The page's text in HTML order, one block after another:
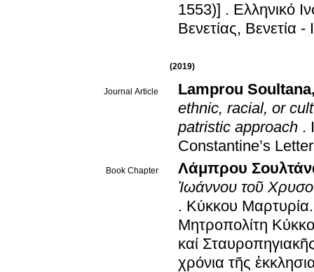
1553)] . Ελληνικό
Βενετίας, Βενετία -
(2019)
Journal Article Lamprou Soultana
ethnic, racial, or
patristic approach .
Constantine’s
Book Chapter
Λάμπρου
Ἰωάννου τοῦ
. Κύκκου
Μητροπολίτη
καί
χρόνια τῆς